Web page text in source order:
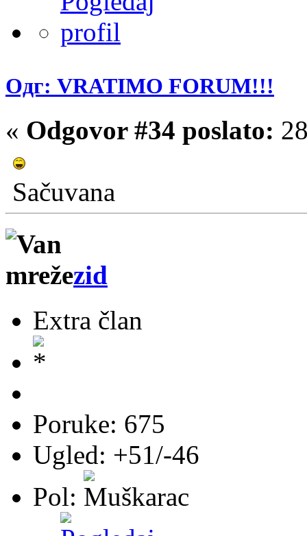
Одг: VRATIMO FORUM!!!
« Odgovor #34 poslato:
Sačuvana
zid
Extra član
Poruke: 675
Ugled: +51/-46
Pol: